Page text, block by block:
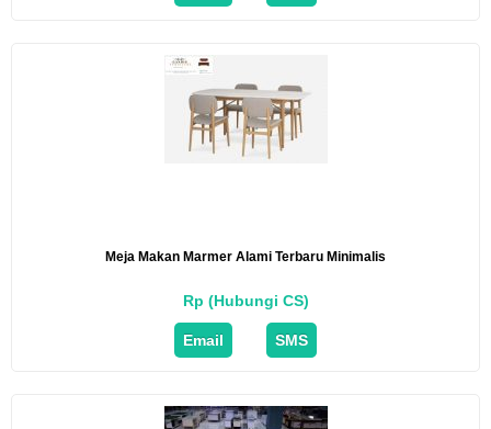
Meja Makan Marmer Alami Terbaru Minimalis
Rp (Hubungi CS)
Email SMS